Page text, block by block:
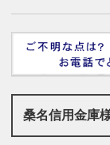
桑名信用金庫